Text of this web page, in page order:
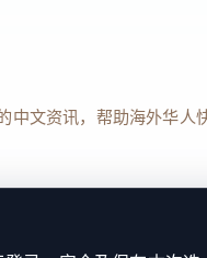
中文资讯，帮助海外华人